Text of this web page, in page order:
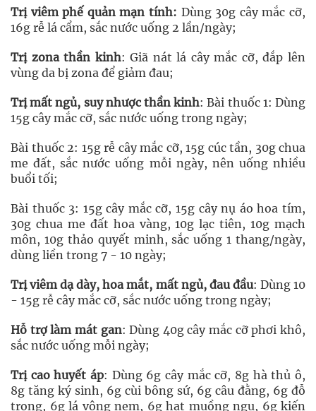
Trị viêm phế quản mạn tính: Dùng 30g cây mắc cỡ,
16g rễ lá cẩm, sắc nước uống 2 lần/ngày;
Trị zona thần kinh: Giã nát lá cây mắc cỡ, đắp lên
vùng da bị zona để giảm đau;
Trị mất ngủ, suy nhược thần kinh: Bài thuốc 1: Dùng
15g cây mắc cỡ, sắc nước uống trong ngày;
Bài thuốc 2: 15g rễ cây mắc cỡ, 15g cúc tần, 30g chua
me đất, sắc nước uống mỗi ngày, nên uống nhiều
buổi tối;
Bài thuốc 3: 15g cây mắc cỡ, 15g cây nụ áo hoa tím,
30g chua me đất hoa vàng, 10g lạc tiên, 10g mạch
môn, 10g thảo quyết minh, sắc uống 1 thang/ngày,
dùng liền trong 7 - 10 ngày;
Trị viêm dạ dày, hoa mắt, mất ngủ, đau đầu: Dùng 10
- 15g rễ cây mắc cỡ, sắc nước uống trong ngày;
Hỗ trợ làm mát gan: Dùng 40g cây mắc cỡ phơi khô,
sắc nước uống mỗi ngày;
Trị cao huyết áp: Dùng 6g cây mắc cỡ, 8g hà thủ ô,
8g tăng ký sinh, 6g cùi bông sứ, 6g câu đằng, 6g đỗ
trọng, 6g lá vông nem, 6g hạt muồng ngu, 6g kiến